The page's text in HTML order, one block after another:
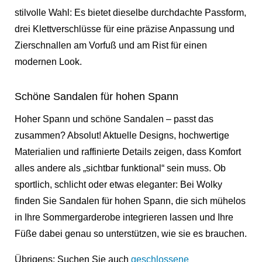
stilvolle Wahl: Es bietet dieselbe durchdachte Passform,
drei Klettverschlüsse für eine präzise Anpassung und
Zierschnallen am Vorfuß und am Rist für einen
modernen Look.
Schöne Sandalen für hohen Spann
Hoher Spann und schöne Sandalen – passt das
zusammen? Absolut! Aktuelle Designs, hochwertige
Materialien und raffinierte Details zeigen, dass Komfort
alles andere als „sichtbar funktional“ sein muss. Ob
sportlich, schlicht oder etwas eleganter: Bei Wolky
finden Sie Sandalen für hohen Spann, die sich mühelos
in Ihre Sommergarderobe integrieren lassen und Ihre
Füße dabei genau so unterstützen, wie sie es brauchen.
Übrigens: Suchen Sie auch geschlossene